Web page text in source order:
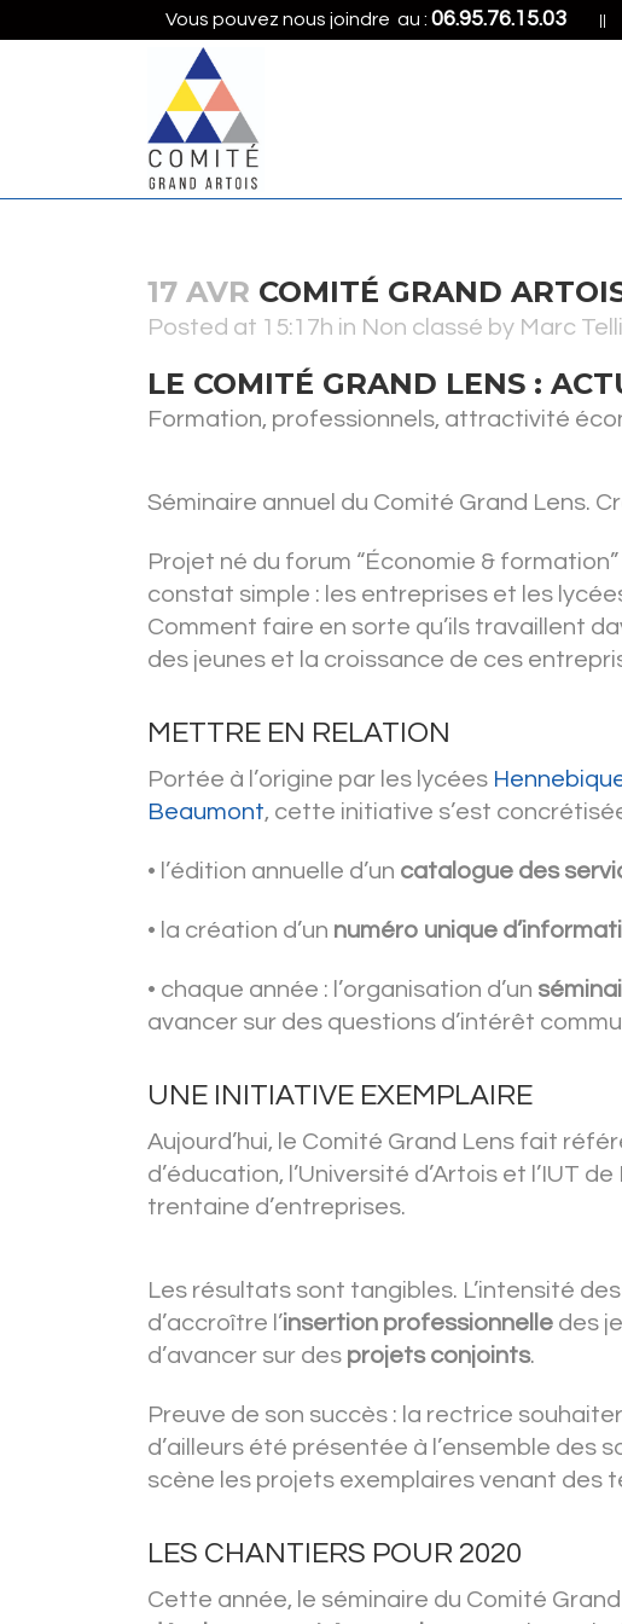
Vous pouvez nous joindre au : 06.95.76.15.03
17 AVR COMITÉ GRAND
Posted at 15:17h in Non classé by Marc
LE COMITÉ GRAND LENS :
Formation, professionnels, attractivité
Séminaire annuel du Comité Grand Lens.
Projet né du forum “Économie &
constat simple : les entreprises et les
Comment faire en sorte qu’ils travaillent
des jeunes et la croissance de ces
METTRE EN RELATION
Portée à l’origine par les lycées
Beaumont, cette initiative s’est
• l’édition annuelle d’un catalogue des
• la création d’un numéro unique
• chaque année : l’organisation d’un
avancer sur des questions d’intérêt
UNE INITIATIVE EXEMPLAIRE
Aujourd’hui, le Comité Grand Lens fait
d’éducation, l’Université d’Artois et l’IUT
trentaine d’entreprises.
Les résultats sont tangibles. L’intensité
d’accroître l’insertion professionnelle des
d’avancer sur des projets conjoints.
Preuve de son succès : la rectrice
d’ailleurs été présentée à l’ensemble des
scène les projets exemplaires venant des
LES CHANTIERS POUR 2020
Cette année, le séminaire du Comité